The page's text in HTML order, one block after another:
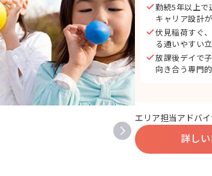
勤続5年以上で
キャリア設計
伏見稲荷すぐ
る通いやすい
放課後デイで
向き合う専門
エリア担当アドバ
詳し